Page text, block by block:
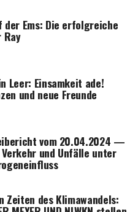
Paket der Advan­ce Aus­
Ems: Die erfolg­rei­che
Ray
Leer: Ein­sam­keit ade!
und neue Freun­de
vom 20.04.2024 —
und Unfäl­le unter
Zei­ten des Kli­ma­wan­dels: